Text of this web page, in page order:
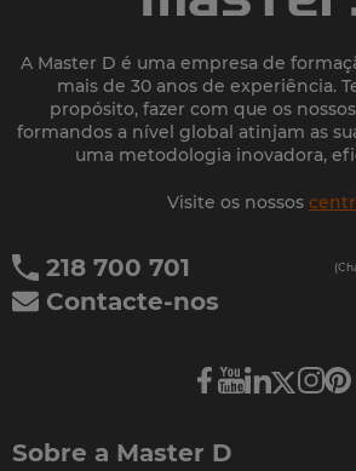
A Master D é uma empresa de
mais de 30 anos de experiência.
propósito, fazer com que os
formandos a nível global atinjam as
uma metodologia inovadora,
Visite os nossos
218 700 701
Contacte-nos
Sobre a Master D